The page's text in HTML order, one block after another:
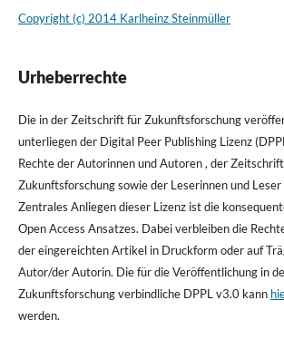
Copyright (c) 2014 Karlheinz Steinmüller
Urheberrechte
Die in der Zeitschrift für Zukunftsforschung
unterliegen der Digital Peer Publishing Lizenz
Rechte der Autorinnen und Autoren , der
Zukunftsforschung sowie der Leserinnen und
Zentrales Anliegen dieser Lizenz ist die
Open Access Ansatzes. Dabei verbleiben die
der eingereichten Artikel in Druckform oder auf
Autor/der Autorin. Die für die Veröffentlichung in
Zukunftsforschung verbindliche DPPL v3.0 kann
werden.